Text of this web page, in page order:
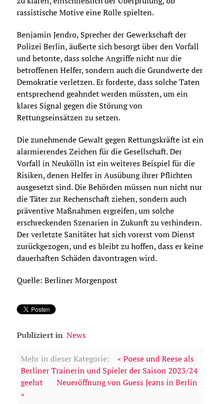
rassistische Motive eine Rolle spielten.
Benjamin Jendro, Sprecher der Gewerkschaft der
Polizei Berlin, äußerte sich besorgt über den Vorfall
und betonte, dass solche Angriffe nicht nur die
betroffenen Helfer, sondern auch die Grundwerte der
Demokratie verletzen. Er forderte, dass solche Taten
entsprechend geahndet werden müssten, um ein
klares Signal gegen die Störung von
Rettungseinsätzen zu setzen.
Die zunehmende Gewalt gegen Rettungskräfte ist ein
alarmierendes Zeichen für die Gesellschaft. Der
Vorfall in Neukölln ist ein weiteres Beispiel für die
Risiken, denen Helfer in Ausübung ihrer Pflichten
ausgesetzt sind. Die Behörden müssen nun nicht nur
die Täter zur Rechenschaft ziehen, sondern auch
präventive Maßnahmen ergreifen, um solche
erschreckenden Szenarien in Zukunft zu verhindern.
Der verletzte Sanitäter hat sich vorerst vom Dienst
zurückgezogen, und es bleibt zu hoffen, dass er keine
dauerhaften Schäden davontragen wird.
Quelle: Berliner Morgenpost
Publiziert in News
Mehr in dieser Kategorie:
« Poese und Reese als
Berliner Trainerin und Spieler der Saison 2023/24
geehrt
Neueröffnung von Guess Jeans in Berlin
»